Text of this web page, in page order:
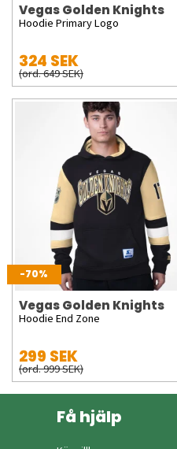
Vegas Golden Knights
Hoodie Primary Logo
324 SEK
(ord. 649 SEK)
-70%
Vegas Golden Knights
Hoodie End Zone
299 SEK
(ord. 999 SEK)
Få hjälp